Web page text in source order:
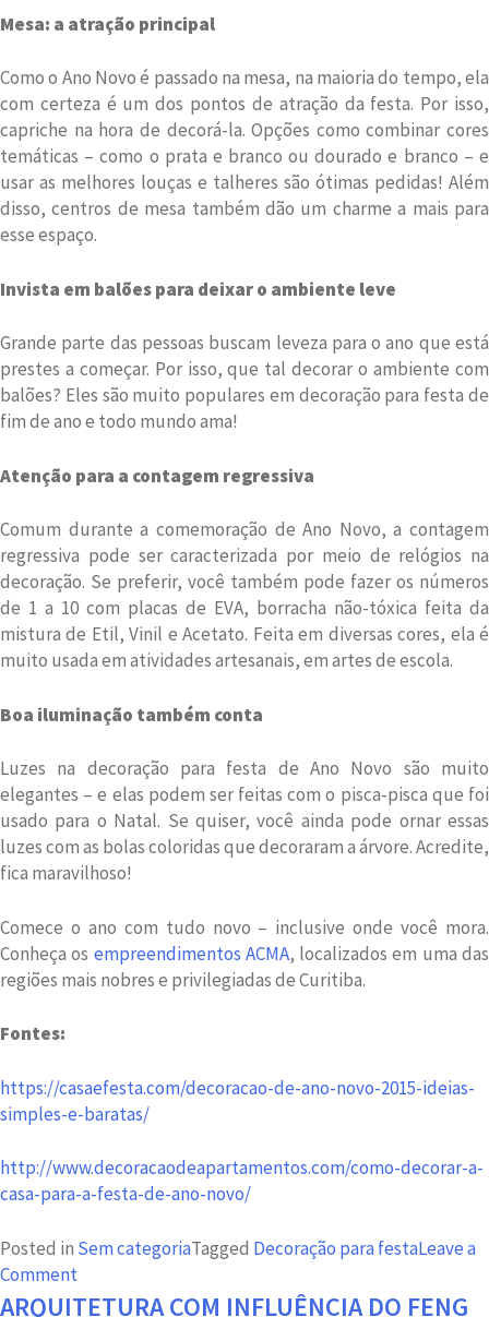
Mesa: a atração principal
Como o Ano Novo é passado na mesa, na maioria do tempo, ela
com certeza é um dos pontos de atração da festa. Por isso,
capriche na hora de decorá-la. Opções como combinar cores
temáticas – como o prata e branco ou dourado e branco – e
usar as melhores louças e talheres são ótimas pedidas! Além
disso, centros de mesa também dão um charme a mais para
esse espaço.
Invista em balões para deixar o ambiente leve
Grande parte das pessoas buscam leveza para o ano que está
prestes a começar. Por isso, que tal decorar o ambiente com
balões? Eles são muito populares em decoração para festa de
fim de ano e todo mundo ama!
Atenção para a contagem regressiva
Comum durante a comemoração de Ano Novo, a contagem
regressiva pode ser caracterizada por meio de relógios na
decoração. Se preferir, você também pode fazer os números
de 1 a 10 com placas de EVA, borracha não-tóxica feita da
mistura de Etil, Vinil e Acetato. Feita em diversas cores, ela é
muito usada em atividades artesanais, em artes de escola.
Boa iluminação também conta
Luzes na decoração para festa de Ano Novo são muito
elegantes – e elas podem ser feitas com o pisca-pisca que foi
usado para o Natal. Se quiser, você ainda pode ornar essas
luzes com as bolas coloridas que decoraram a árvore. Acredite,
fica maravilhoso!
Comece o ano com tudo novo – inclusive onde você mora.
Conheça os empreendimentos ACMA, localizados em uma das
regiões mais nobres e privilegiadas de Curitiba.
Fontes:
https://casaefesta.com/decoracao-de-ano-novo-2015-ideias-
simples-e-baratas/
http://www.decoracaodeapartamentos.com/como-decorar-a-
casa-para-a-festa-de-ano-novo/
Posted in Sem categoriaTagged Decoração para festaLeave a
Comment
Decoração
ARQUITETURA COM INFLUÊNCIA DO FENG